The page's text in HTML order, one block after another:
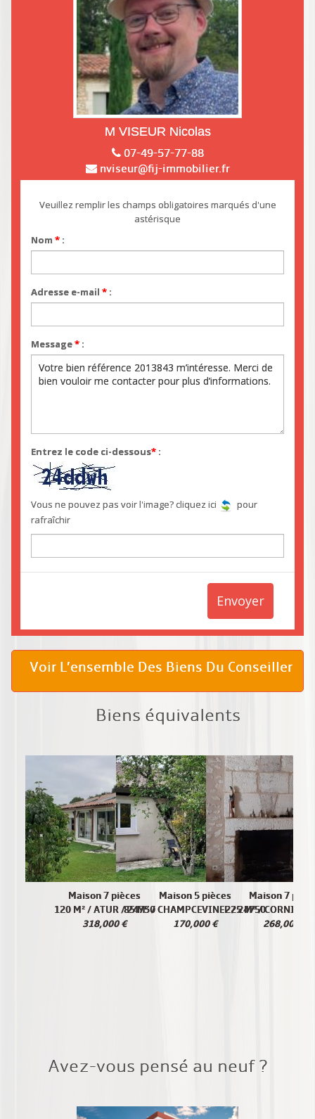
M VISEUR Nicolas
07-49-57-77-88
nviseur@fij-immobilier.fr
Veuillez remplir les champs obligatoires marqués d'une
astérisque
Nom* :
Adresse e-mail* :
Message* :
Entrez le code ci-dessous* :
Vous ne pouvez pas voir l'image? cliquez ici
pour
rafraîchir
Envoyer
Voir L’ensemble Des Biens Du Conseiller
Biens équivalents
Maison 7 pièces
120 M² / ATUR / 24750
318,000 €
Maison 5 pièces
85 M² / CHAMPCEVINEL / 24750
170,000 €
Maison 7
225 M² / CORNILLE
268,000 €
Avez-vous pensé au neuf ?